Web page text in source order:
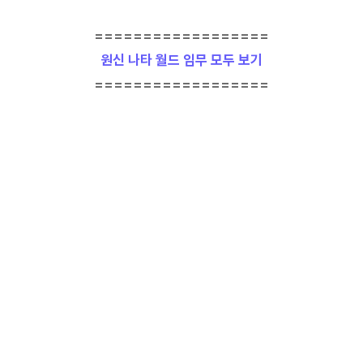
==================
원신 나타 월드 임무 모두 보기
==================